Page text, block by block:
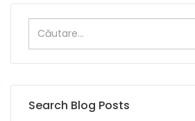
Search Blog Posts